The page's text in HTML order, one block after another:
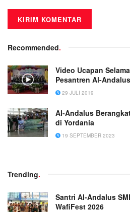
Recommended.
Video Ucapan
Pesantren Al-Andalus
29 JULI 2019
Al-Andalus
di Yordania
19 SEPTEMBER 2023
Trending.
Santri Al-Andalus
WafiFest 2026